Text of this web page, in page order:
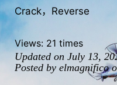
Crack，Reverse
Views: 21 times
Updated on July 13,
Posted by elmagnifico